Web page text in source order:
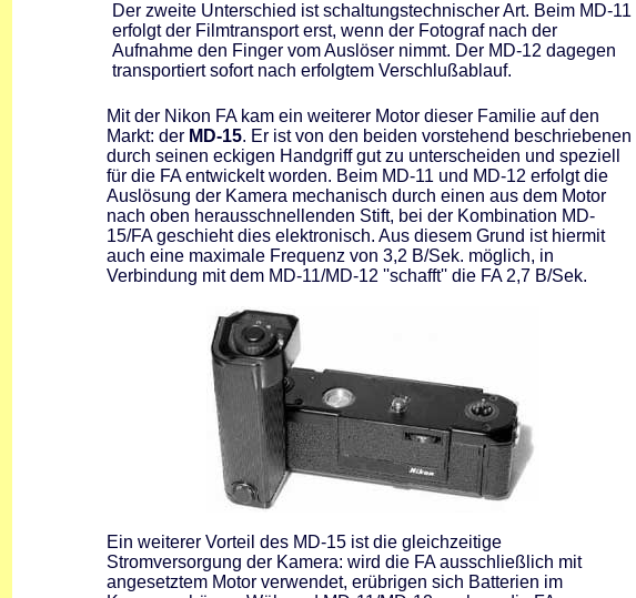
Der zweite Unterschied ist schaltungstechnischer Art. Beim MD-11
erfolgt der Filmtransport erst, wenn der Fotograf nach der
Aufnahme den Finger vom Auslöser nimmt. Der MD-12 dagegen
transportiert sofort nach erfolgtem Verschlußablauf.
Mit der Nikon FA kam ein weiterer Motor dieser Familie auf den
Markt: der MD-15. Er ist von den beiden vorstehend beschriebenen
durch seinen eckigen Handgriff gut zu unterscheiden und speziell
für die FA entwickelt worden. Beim MD-11 und MD-12 erfolgt die
Auslösung der Kamera mechanisch durch einen aus dem Motor
nach oben herausschnellenden Stift, bei der Kombination MD-
15/FA geschieht dies elektronisch. Aus diesem Grund ist hiermit
auch eine maximale Frequenz von 3,2 B/Sek. möglich, in
Verbindung mit dem MD-11/MD-12 ''schafft'' die FA 2,7 B/Sek.
Ein weiterer Vorteil des MD-15 ist die gleichzeitige
Stromversorgung der Kamera: wird die FA ausschließlich mit
angesetztem Motor verwendet, erübrigen sich Batterien im